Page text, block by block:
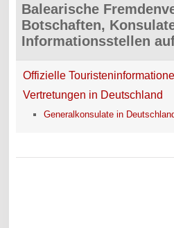
Balearische
Botschaften,
Informationsstellen
Offizielle
Vertretungen in Deutschland
Generalkonsulate in